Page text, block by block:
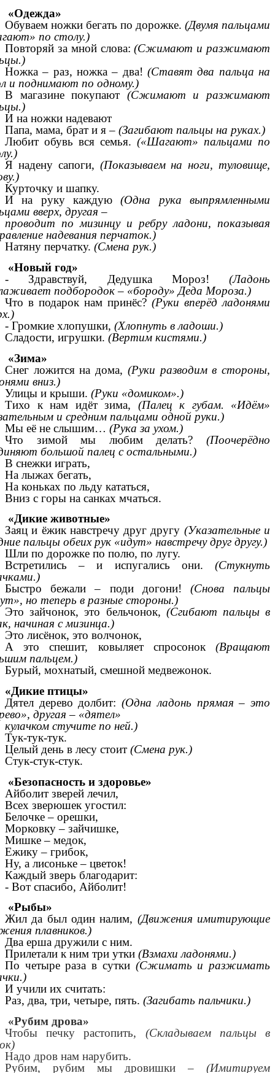
«Одежда»
Обуваем ножки бегать по дорожке. (Двумя пальцами
по столу.)
Повторяй за мной слова:(Сжимают и разжимают
Ножка – раз, ножка – два! (Ставят два пальца на
и поднимают по одному.)
В магазине покупают (Сжимают и разжимают
И на ножки надевают
Папа, мама, брат и я – (Загибают пальцы на руках.)
Любит обувь вся семья. («Шагают» пальцами по
Я надену сапоги, (Показываем на ноги, туловище,
Курточку и шапку.
И на руку каждую(Одна рука выпрямленными
вверх, другая –
проводит по мизинцу и ребру ладони, показывая
надевания перчаток.)
Натяну перчатку. (Смена рук.)
«Новый год»
- Здравствуй, Дедушка Мороз! (Ладонь
подбородок – «бороду» Деда Мороза.)
Что в подарок нам принёс? (Руки вперёд ладонями
- Громкие хлопушки, (Хлопнуть в ладоши.)
Сладости, игрушки. (Вертим кистями.)
«Зима»
Снег ложится на дома, (Руки разводим в стороны,
вниз.)
Улицы и крыши. (Руки «домиком».)
Тихо к нам идёт зима, (Палец к губам. «Идём»
и средним пальцами одной руки.)
Мы её не слышим… (Рука за ухом.)
Что зимой мы любим делать? (Поочерёдно
большой палец с остальными.)
В снежки играть,
На лыжах бегать,
На коньках по льду кататься,
Вниз с горы на санках мчаться.
«Дикие животные»
Заяц и ёжик навстречу друг другу (Указательные и
пальцы обеих рук «идут» навстречу друг другу.)
Шли по дорожке по полю, по лугу.
Встретились – и испугались они. (Стукнуть
Быстро бежали – поди догони! (Снова пальцы
но теперь в разные стороны.)
Это зайчонок, это бельчонок, (Сгибают пальцы в
начиная с мизинца.)
Это лисёнок, это волчонок,
А это спешит, ковыляет спросонок (Вращают
пальцем.)
Бурый, мохнатый, смешной медвежонок.
«Дикие птицы»
Дятел дерево долбит:(Одна ладонь прямая – это
другая – «дятел»
кулачком стучите по ней.)
Тук-тук-тук.
Целый день в лесу стоит (Смена рук.)
Стук-стук-стук.
«Безопасность и здоровье»
Айболит зверей лечил,
Всех зверюшек угостил:
Белочке – орешки,
Морковку – зайчишке,
Мишке – медок,
Ежику – грибок,
Ну, а лисоньке – цветок!
Каждый зверь благодарит:
- Вот спасибо, Айболит!
«Рыбы»
Жил да был один налим, (Движения имитирующие
плавников.)
Два ерша дружили с ним.
Прилетали к ним три утки (Взмахи ладонями.)
По четыре раза в сутки (Сжимать и разжимать
И учили их считать:
Раз, два, три, четыре, пять. (Загибать пальчики.)
«Рубим дрова»
Чтобы печку растопить, (Складываем пальцы в
Надо дров нам нарубить.
Рубим, рубим мы дровишки – (Имитируем